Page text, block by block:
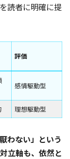
を読者に明確に提
評価
感情駆動型
理想駆動型
わない」という
立軸も、依然と